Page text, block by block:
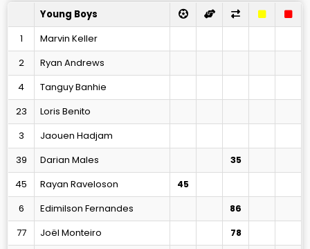
Young Boys
1
Marvin Keller
2
Ryan Andrews
4
Tanguy Banhie
23
Loris Benito
3
Jaouen Hadjam
39
Darian Males 35
45 Rayan Raveloson 45
6 Edimilson Fernandes 86
77 Joël Monteiro 78